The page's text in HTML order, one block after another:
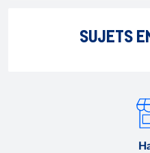
SUJETS
Les nouveaux espaces